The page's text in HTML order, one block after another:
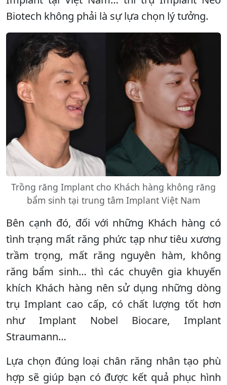
Biotech không phải là sự lựa chọn lý tưởng.
Trồng răng Implant cho Khách hàng không răng
bẩm sinh tại trung tâm Implant Việt Nam
Bên cạnh đó, đối với những Khách hàng có
tình trạng mất răng phức tạp như tiêu xương
trầm trọng, mất răng nguyên hàm, không
răng bẩm sinh… thì các chuyên gia khuyến
khích Khách hàng nên sử dụng những dòng
trụ Implant cao cấp, có chất lượng tốt hơn
như Implant Nobel Biocare, Implant
Straumann…
Lựa chọn đúng loại chân răng nhân tạo phù
hợp sẽ giúp bạn có được kết quả phục hình